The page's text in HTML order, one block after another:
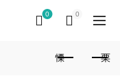
0 0